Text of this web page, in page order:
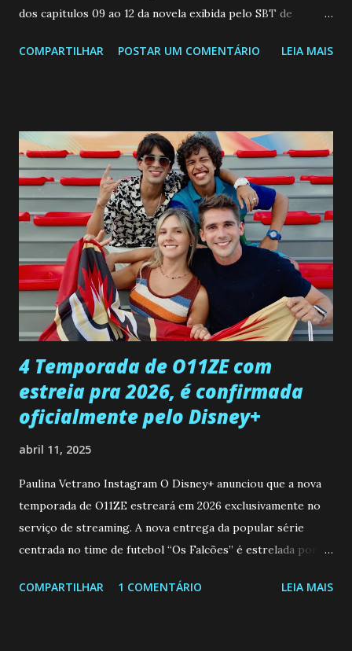
dos capitulos 09 ao 12 da novela exibida pelo SBT de
a Programação Semanal do SBT de 08/06/26 a 14/06/26
confessa a Gabriel que ele demonstrou ser o tipo de
pessoa que ela tanto desejou durante toda a vida. Camila
entra no quarto de Gabriel e imagina como seria o
encontro deles, quando conseguir seduzi-lo. Manuel avisa a
Paula sobre a suposta infidelidade de Gabriel com Joana.
Rogerio consegue se livrar de todas as suspeitas pelo
desaparecimento de Francisco, apontando que ele poderia
ter sido vítima da fúria de Gabriel. Artur informa a Gabriel
que a clínica inseminou por engano outra paciente, que está
...
COMPARTILHAR POSTAR UM COMENTÁRIO LEIA MAIS
4 Temporada de O11ZE com
estreia pra 2026, é confirmada
oficialmente pelo Disney+
abril 11, 2025
Paulina Vetrano Instagram O Disney+ anunciou que a nova
temporada de O11ZE estreará em 2026 exclusivamente no
serviço de streaming. A nova entrega da popular série
centrada no time de futebol “Os Falcões” é estrelada por
Brum (Dedé), que voltam a interpretar seus personagens
COMPARTILHAR 1 COMENTÁRIO LEIA MAIS